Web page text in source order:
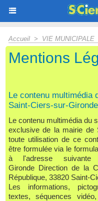
Accueil > VIE MUNICIPALE
Mentions
Le contenu multimédia
Saint-Ciers-sur-Gironde
Le contenu multimédia du site Internet municipal est la propriété
exclusive de la mairie de
toute utilisation de ce
être formulée via le
à l'adresse
Gironde Direction de la
République, 33820 Saint-
Les informations,
textes, séquences